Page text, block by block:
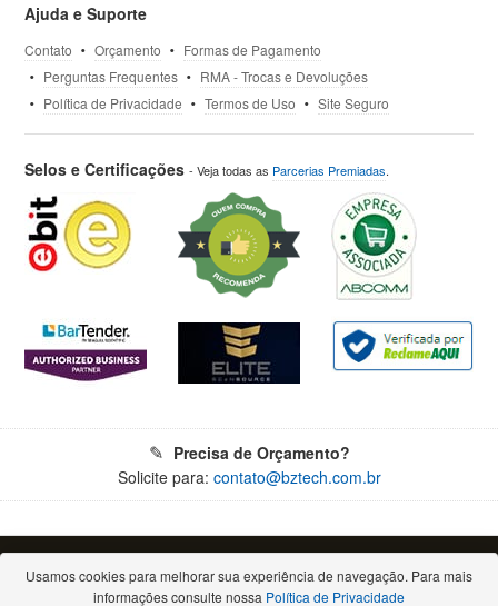
Ajuda e Suporte
Contato Orçamento
Formas de Pagamento
Perguntas Frequentes
RMA - Trocas e Devoluções
Política de Privacidade
Termos de Uso Site Seguro
Selos e Certificações- Veja todas as Parcerias Premiadas.
Precisa de Orçamento?
Solicite para: contato@bztech.com.br
© 2026 - Todos os direitos reservados. Proibida a reprodução total ou parcial.
Bz Tech Automação Comercial Ltda - CNPJ: 11.460.004/0001-79
Rua Padre Anchieta, 2050 - Bigorrilho - 80730-000 - Curitiba/PR
Usamos cookies para melhorar sua experiência de navegação. Para mais
informações consulte nossa Política de Privacidade